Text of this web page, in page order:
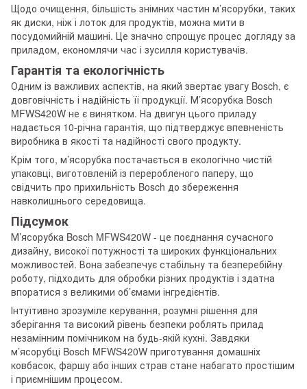
Щодо очищення, більшість знімних частин м’ясорубки, таких
як диски, ніж і лоток для продуктів, можна мити в
посудомийній машині. Це значно спрощує процес догляду за
приладом, економлячи час і зусилля користувачів.
Гарантія та екологічність
Одним із важливих аспектів, на який звертає увагу Bosch, є
довговічність і надійність її продукції. М’ясорубка Bosch
MFWS420W не є винятком. На двигун цього приладу
надається 10-річна гарантія, що підтверджує впевненість
виробника в якості та надійності свого продукту.
Крім того, м’ясорубка постачається в екологічно чистій
упаковці, виготовленій із переробленого паперу, що
свідчить про прихильність Bosch до збереження
навколишнього середовища.
Підсумок
М’ясорубка Bosch MFWS420W - це поєднання сучасного
дизайну, високої потужності та широких функціональних
можливостей. Вона забезпечує стабільну та безперебійну
роботу, підходить для обробки різних продуктів і здатна
впоратися з великими об’ємами інгредієнтів.
Інтуїтивно зрозуміле керування, розумні рішення для
зберігання та високий рівень безпеки роблять прилад
незамінним помічником на будь-якій кухні. Завдяки
м’ясорубці Bosch MFWS420W приготування домашніх
ковбасок, фаршу або інших страв стане набагато простішим
і приємнішим процесом.